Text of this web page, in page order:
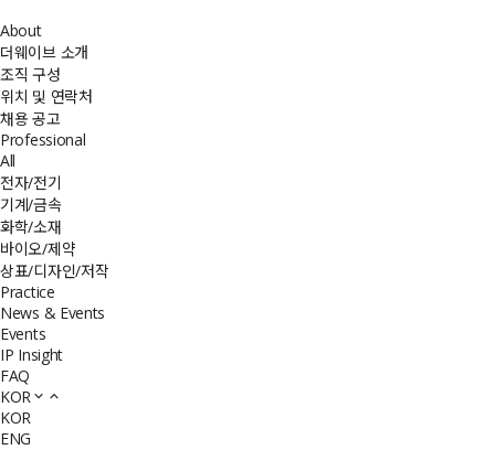
About
더웨이브 소개
조직 구성
위치 및 연락처
채용 공고
Professional
All
전자/전기
기계/금속
화학/소재
바이오/제약
상표/디자인/저작
Practice
News & Events
Events
IP Insight
FAQ
KOR
KOR
ENG